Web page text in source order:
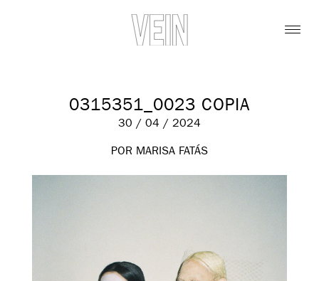
0315351_0023 COPIA
30 / 04 / 2024
POR MARISA FATÁS